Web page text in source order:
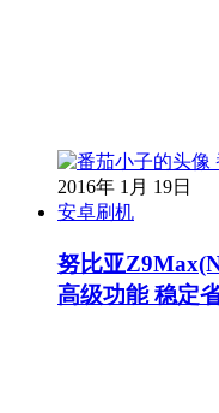
2016年 1月 19日
安卓刷机
努比亚
高级功能 稳定